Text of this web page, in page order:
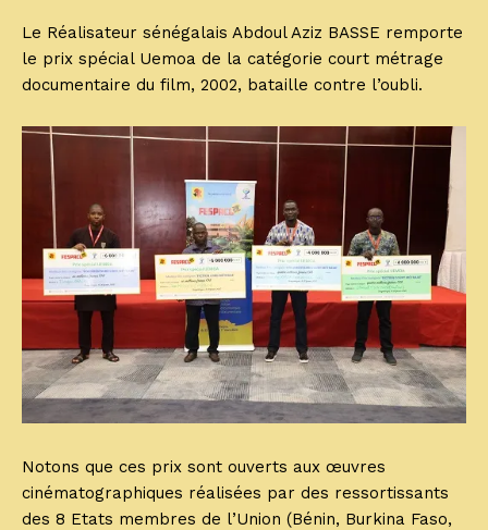
Le Réalisateur sénégalais Abdoul Aziz BASSE remporte
le prix spécial Uemoa de la catégorie court métrage
documentaire du film, 2002, bataille contre l’oubli.
Notons que ces prix sont ouverts aux œuvres
cinématographiques réalisées par des ressortissants
des 8 Etats membres de l’Union (Bénin, Burkina Faso,